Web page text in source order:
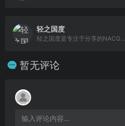
轻之国度
轻之国度是专注于分享的NACG...
暂无评论